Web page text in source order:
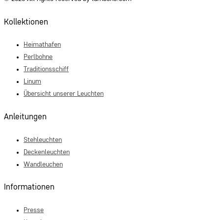
Kollektionen
Heimathafen
Perlbohne
Traditionsschiff
Linum
Übersicht unserer Leuchten
Anleitungen
Stehleuchten
Deckenleuchten
Wandleuchen
Informationen
Presse